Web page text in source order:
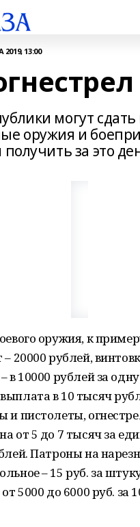
13:00
могут
оружия и
получить за это
оружия, к
– 20000 рублей,
в 10000 рублей за
в 10 тысяч
и пистолеты,
от 5 до 7 тысяч за
Патроны на
– 15 руб. за
5000 до 6000 руб. за